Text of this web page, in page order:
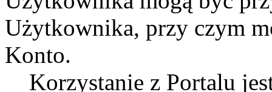
Użytkownika, przy czym
Konto.
Korzystanie z Portalu